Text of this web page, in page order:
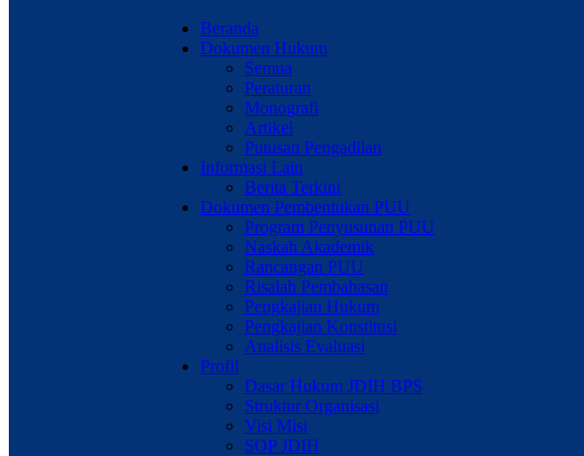
Beranda
Dokumen Hukum
Semua
Peraturan
Monografi
Artikel
Putusan Pengadilan
Informasi Lain
Berita Terkini
Dokumen Pembentukan PUU
Program Penyusunan PUU
Naskah Akademik
Rancangan PUU
Risalah Pembahasan
Pengkajian Hukum
Pengkajian Konstitusi
Analisis Evaluasi
Profil
Dasar Hukum JDIH BPS
Struktur Organisasi
Visi Misi
SOP JDIH